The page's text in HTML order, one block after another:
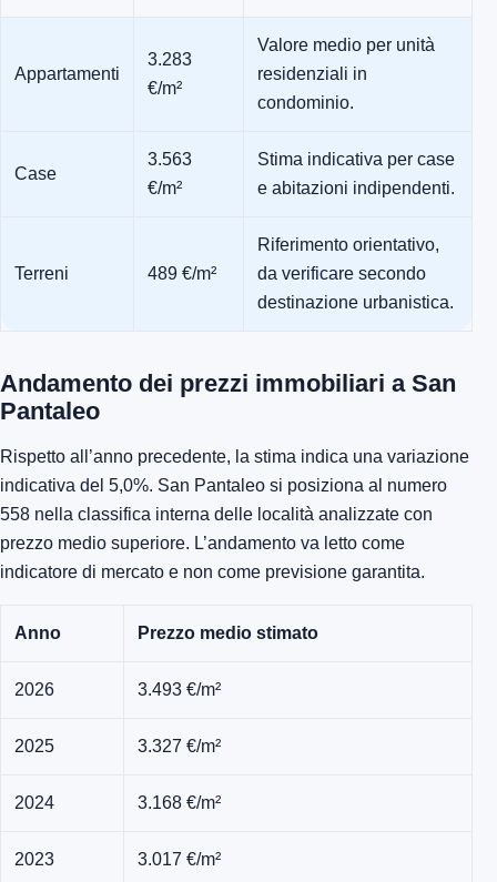
Appartamenti
3.283
€/m²
Valore medio per unità
residenziali in
condominio.
Case
3.563
€/m²
Stima indicativa per case
e abitazioni indipendenti.
Terreni 489 €/m²
Riferimento orientativo,
da verificare secondo
destinazione urbanistica.
Andamento dei prezzi immobiliari a San
Pantaleo
Rispetto all’anno precedente, la stima indica una variazione
indicativa del 5,0%. San Pantaleo si posiziona al numero
558 nella classifica interna delle località analizzate con
prezzo medio superiore. L’andamento va letto come
indicatore di mercato e non come previsione garantita.
Anno Prezzo medio stimato
2026 3.493 €/m²
2025 3.327 €/m²
2024 3.168 €/m²
2023 3.017 €/m²